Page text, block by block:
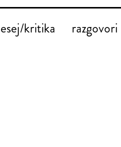
esej/kritika razgovori